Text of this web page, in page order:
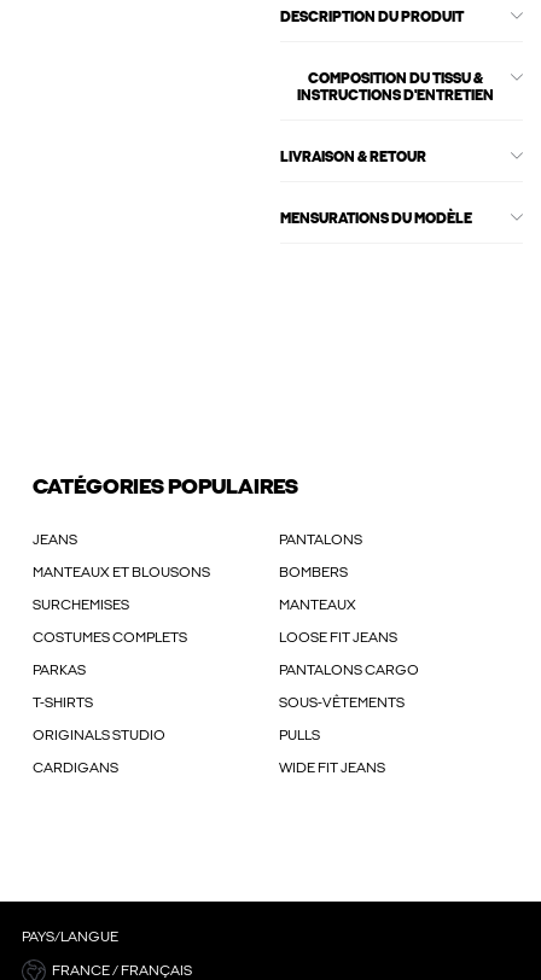
DESCRIPTION DU PRODUIT
COMPOSITION DU TISSU &
INSTRUCTIONS D'ENTRETIEN
LIVRAISON & RETOUR
MENSURATIONS DU MODÈLE
CATÉGORIES POPULAIRES
JEANS PANTALONS
MANTEAUX ET BLOUSONS BOMBERS
SURCHEMISES MANTEAUX
COSTUMES COMPLETS LOOSE FIT JEANS
PARKAS PANTALONS CARGO
T-SHIRTS SOUS-VÊTEMENTS
ORIGINALS STUDIO PULLS
CARDIGANS WIDE FIT JEANS
PAYS/LANGUE
FRANCE / FRANÇAIS